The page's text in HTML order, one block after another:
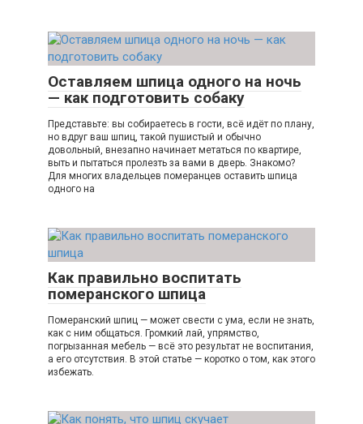
Оставляем шпица одного на ночь
— как подготовить собаку
Представьте: вы собираетесь в гости, всё идёт по плану,
но вдруг ваш шпиц, такой пушистый и обычно
довольный, внезапно начинает метаться по квартире,
выть и пытаться пролезть за вами в дверь. Знакомо?
Для многих владельцев померанцев оставить шпица
одного на
Как правильно воспитать
померанского шпица
Померанский шпиц — может свести с ума, если не знать,
как с ним общаться. Громкий лай, упрямство,
погрызанная мебель — всё это результат не воспитания,
а его отсутствия. В этой статье — коротко о том, как этого
избежать.